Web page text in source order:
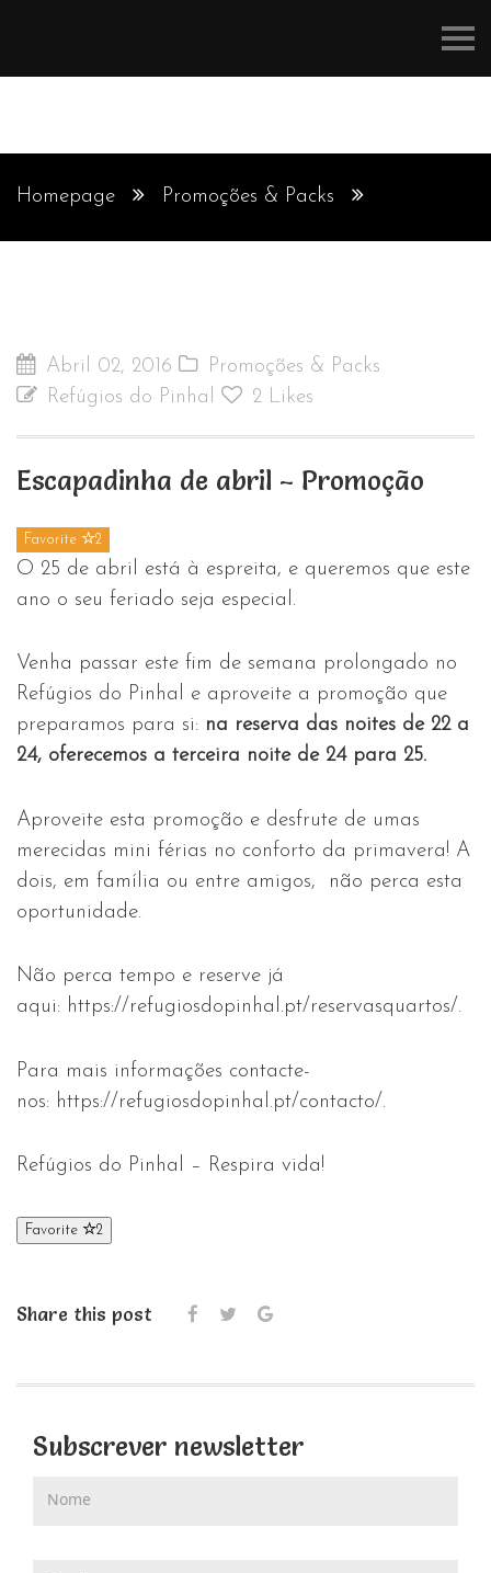
Pinhal
Homepage Promoções & Packs
Abril 02, 2016
Promoções & Packs
Refúgios do Pinhal
2 Likes
Escapadinha de abril – Promoção
Favorite 2
O 25 de abril está à espreita, e queremos que este
ano o seu feriado seja especial.
Venha passar este fim de semana prolongado no
Refúgios do Pinhal e aproveite a promoção que
preparamos para si: na reserva das noites de 22 a
24, oferecemos a terceira noite de 24 para 25.
Aproveite esta promoção e desfrute de umas
merecidas mini férias no conforto da primavera! A
dois, em família ou entre amigos, não perca esta
oportunidade.
Não perca tempo e reserve já
aqui: https://refugiosdopinhal.pt/reservasquartos/.
Para mais informações contacte-
nos: https://refugiosdopinhal.pt/contacto/.
Refúgios do Pinhal – Respira vida!
Favorite 2
Share this post
Subscrever newsletter